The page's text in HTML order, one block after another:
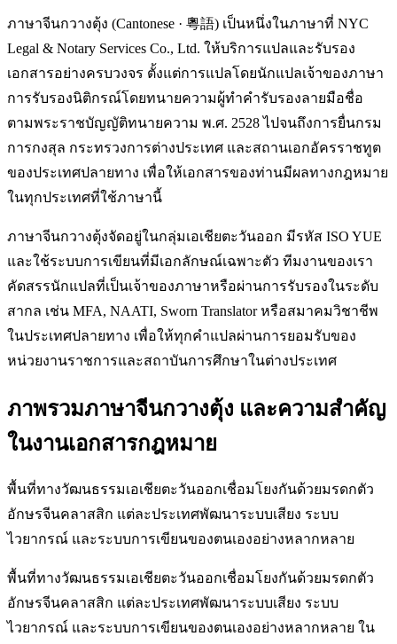
ภาษาจีนกวางตุ้ง (Cantonese · 粵語) เป็นหนึ่งในภาษาที่ NYC
Legal & Notary Services Co., Ltd. ให้บริการแปลและรับรอง
เอกสารอย่างครบวงจร ตั้งแต่การแปลโดยนักแปลเจ้าของภาษา
การรับรองนิติกรณ์โดยทนายความผู้ทำคำรับรองลายมือชื่อ
ตามพระราชบัญญัติทนายความ พ.ศ. 2528 ไปจนถึงการยื่นกรม
การกงสุล กระทรวงการต่างประเทศ และสถานเอกอัครราชทูต
ของประเทศปลายทาง เพื่อให้เอกสารของท่านมีผลทางกฎหมาย
ในทุกประเทศที่ใช้ภาษานี้
ภาษาจีนกวางตุ้งจัดอยู่ในกลุ่มเอเชียตะวันออก มีรหัส ISO YUE
และใช้ระบบการเขียนที่มีเอกลักษณ์เฉพาะตัว ทีมงานของเรา
คัดสรรนักแปลที่เป็นเจ้าของภาษาหรือผ่านการรับรองในระดับ
สากล เช่น MFA, NAATI, Sworn Translator หรือสมาคมวิชาชีพ
ในประเทศปลายทาง เพื่อให้ทุกคำแปลผ่านการยอมรับของ
หน่วยงานราชการและสถาบันการศึกษาในต่างประเทศ
ภาพรวมภาษาจีนกวางตุ้ง และความสำคัญ
ในงานเอกสารกฎหมาย
พื้นที่ทางวัฒนธรรมเอเชียตะวันออกเชื่อมโยงกันด้วยมรดกตัว
อักษรจีนคลาสสิก แต่ละประเทศพัฒนาระบบเสียง ระบบ
ไวยากรณ์ และระบบการเขียนของตนเองอย่างหลากหลาย
พื้นที่ทางวัฒนธรรมเอเชียตะวันออกเชื่อมโยงกันด้วยมรดกตัว
อักษรจีนคลาสสิก แต่ละประเทศพัฒนาระบบเสียง ระบบ
ไวยากรณ์ และระบบการเขียนของตนเองอย่างหลากหลาย ใน